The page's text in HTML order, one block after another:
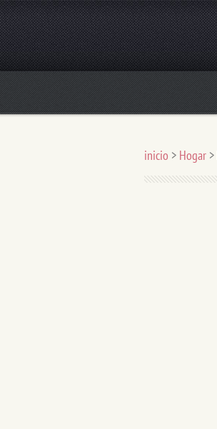
inicio > Hogar >